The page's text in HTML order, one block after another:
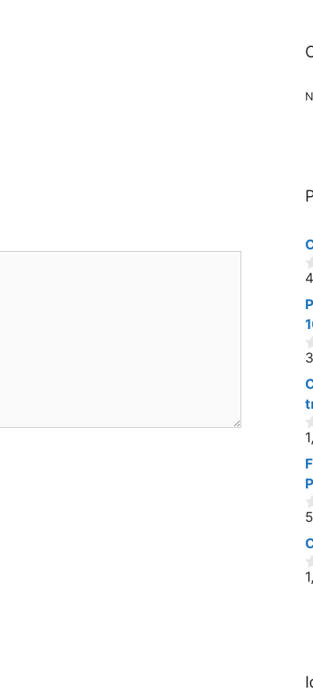
0
d
e
5
0
d
e
5
0
d
e
5
0
d
e
5
0